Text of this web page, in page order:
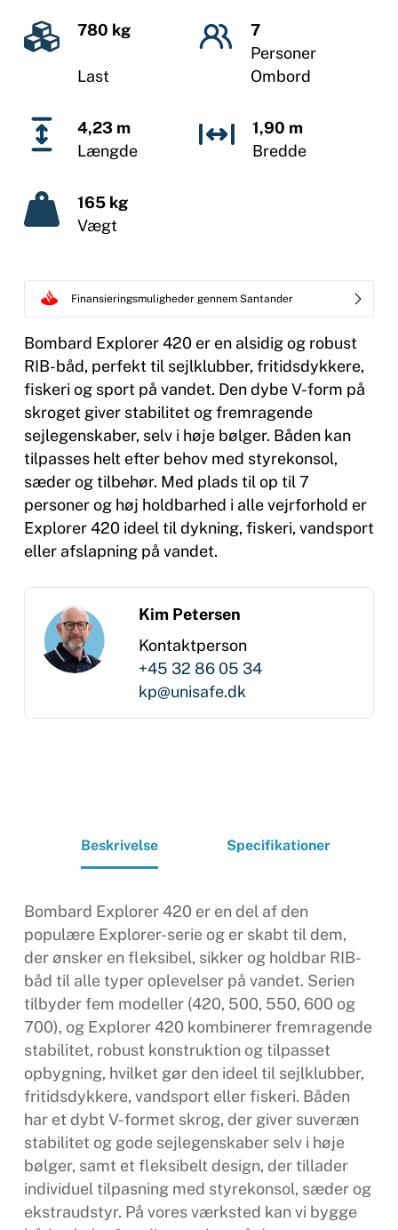
780 kg
Last
7
Personer
Ombord
4,23 m
Længde
1,90 m
Bredde
165 kg
Vægt
Finansieringsmuligheder gennem Santander
Bombard Explorer 420 er en alsidig og robust
RIB-båd, perfekt til sejlklubber, fritidsdykkere,
fiskeri og sport på vandet. Den dybe V-form på
skroget giver stabilitet og fremragende
sejlegenskaber, selv i høje bølger. Båden kan
tilpasses helt efter behov med styrekonsol,
sæder og tilbehør. Med plads til op til 7
personer og høj holdbarhed i alle vejrforhold er
Explorer 420 ideel til dykning, fiskeri, vandsport
eller afslapning på vandet.
Kim Petersen
Kontaktperson
+45 32 86 05 34
kp@unisafe.dk
Beskrivelse Specifikationer
Bombard Explorer 420 er en del af den
populære Explorer-serie og er skabt til dem,
der ønsker en fleksibel, sikker og holdbar RIB-
båd til alle typer oplevelser på vandet. Serien
tilbyder fem modeller (420, 500, 550, 600 og
700), og Explorer 420 kombinerer fremragende
stabilitet, robust konstruktion og tilpasset
opbygning, hvilket gør den ideel til sejlklubber,
fritidsdykkere, vandsport eller fiskeri. Båden
har et dybt V-formet skrog, der giver suveræn
stabilitet og gode sejlegenskaber selv i høje
bølger, samt et fleksibelt design, der tillader
individuel tilpasning med styrekonsol, sæder og
ekstraudstyr. På vores værksted kan vi bygge